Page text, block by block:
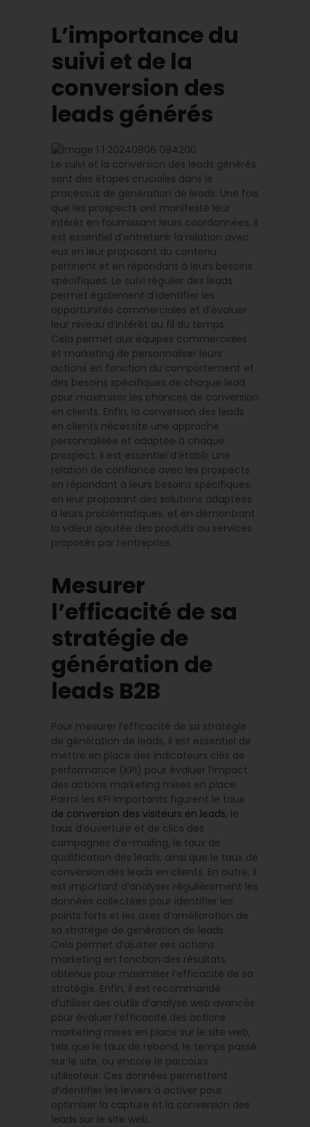
L’importance du
suivi et de la
conversion des
leads générés
Le suivi et la conversion des leads générés
sont des étapes cruciales dans le
processus de génération de leads. Une fois
que les prospects ont manifesté leur
intérêt en fournissant leurs coordonnées, il
est essentiel d’entretenir la relation avec
eux en leur proposant du contenu
pertinent et en répondant à leurs besoins
spécifiques. Le suivi régulier des leads
permet également d’identifier les
opportunités commerciales et d’évaluer
leur niveau d’intérêt au fil du temps.
Cela permet aux équipes commerciales
et marketing de personnaliser leurs
actions en fonction du comportement et
des besoins spécifiques de chaque lead
pour maximiser les chances de conversion
en clients. Enfin, la conversion des leads
en clients nécessite une approche
personnalisée et adaptée à chaque
prospect. Il est essentiel d’établir une
relation de confiance avec les prospects
en répondant à leurs besoins spécifiques,
en leur proposant des solutions adaptées
à leurs problématiques, et en démontrant
la valeur ajoutée des produits ou services
proposés par l’entreprise.
Mesurer
l’efficacité de sa
stratégie de
génération de
leads B2B
Pour mesurer l’efficacité de sa stratégie
de génération de leads, il est essentiel de
mettre en place des indicateurs clés de
performance (KPI) pour évaluer l’impact
des actions marketing mises en place.
Parmi les KPI importants figurent le taux
de conversion des visiteurs en leads, le
taux d’ouverture et de clics des
campagnes d’e-mailing, le taux de
qualification des leads, ainsi que le taux de
conversion des leads en clients. En outre, il
est important d’analyser régulièrement les
données collectées pour identifier les
points forts et les axes d’amélioration de
sa stratégie de génération de leads.
Cela permet d’ajuster ses actions
marketing en fonction des résultats
obtenus pour maximiser l’efficacité de sa
stratégie. Enfin, il est recommandé
d’utiliser des outils d’analyse web avancés
pour évaluer l’efficacité des actions
marketing mises en place sur le site web,
tels que le taux de rebond, le temps passé
sur le site, ou encore le parcours
utilisateur. Ces données permettent
d’identifier les leviers à activer pour
optimiser la capture et la conversion des
leads sur le site web.